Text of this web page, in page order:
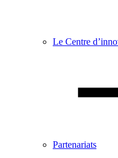
Le Centre
Partenariats